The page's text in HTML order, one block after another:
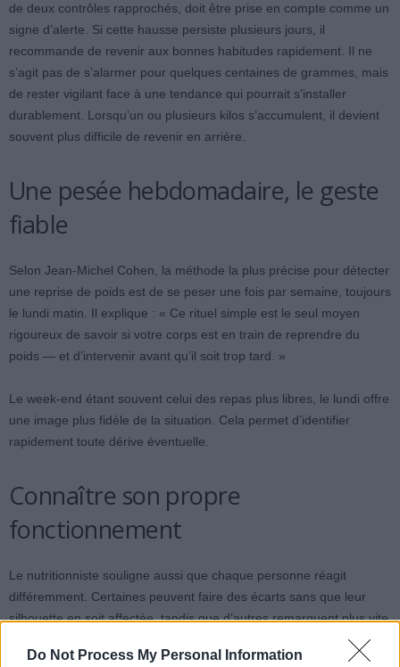
Do Not Process My Personal Information
de deux contrôles rapprochés, doit être prise en compte comme un
signe d’alerte. Si cette hausse persiste plusieurs jours, il
recommande de revenir aux bonnes habitudes rapidement. Il ne
s’agit pas de s’alarmer pour quelques centaines de grammes, mais
de rester vigilant face à une tendance qui pourrait s’installer
durablement. Lorsqu’un ou plusieurs kilos s’accumulent, il devient
souvent plus difficile de revenir en arrière.
Une pesée hebdomadaire, le geste
fiable
Selon Jean-Michel Cohen, la méthode la plus précise pour détecter
une reprise de poids est de se peser une fois par semaine, toujours
le lundi matin. Il explique : « Ce rituel simple est le seul moyen
rigoureux de savoir si votre corps est en train de reprendre du
poids — et d’intervenir avant qu’il soit trop tard. »
Le week-end étant souvent celui des repas plus libres, le lundi offre
une image plus fidèle de la situation. Cela permet d’identifier
rapidement toute dérive éventuelle.
Connaître son propre
fonctionnement
Le nutritionniste souligne aussi que chaque personne réagit
différemment. Certaines peuvent faire des écarts sans que leur
silhouette en soit affectée, tandis que d’autres remarquent plus vite
les effets d’un relâchement alimentaire. Il n’existe pas de règle
universelle : chaque organisme possède ses propres seuils de